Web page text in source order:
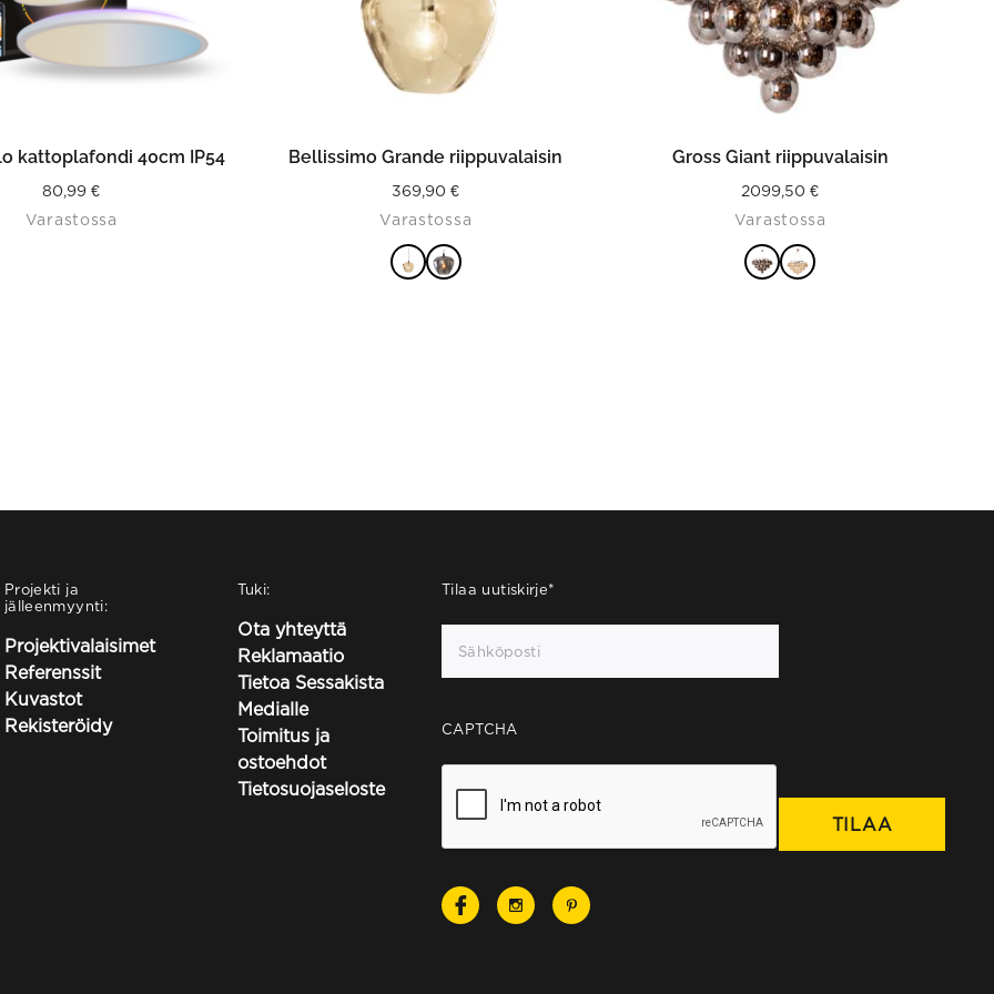
OSTOSKORIIN
kattoplafondi 40cm IP54
80,99€
Varastossa
VALITSE VAIHTOEHDOISTA
on
the
product
page
Bellissimo Grande riippuvalaisin
369,90€
Varastossa
VALITSE VAIHTOEHDOISTA
on
the
product
page
Gross Giant riippuvalaisin
2099,50€
Varastossa
Projekti ja
jälleenmyynti:
Projektivalaisimet
Referenssit
Kuvastot
Rekisteröidy
Tuki:
Ota yhteyttä
Reklamaatio
Tietoa Sessakista
Medialle
Toimitus ja
ostoehdot
Tietosuojaseloste
Tilaa uutiskirje*
CAPTCHA